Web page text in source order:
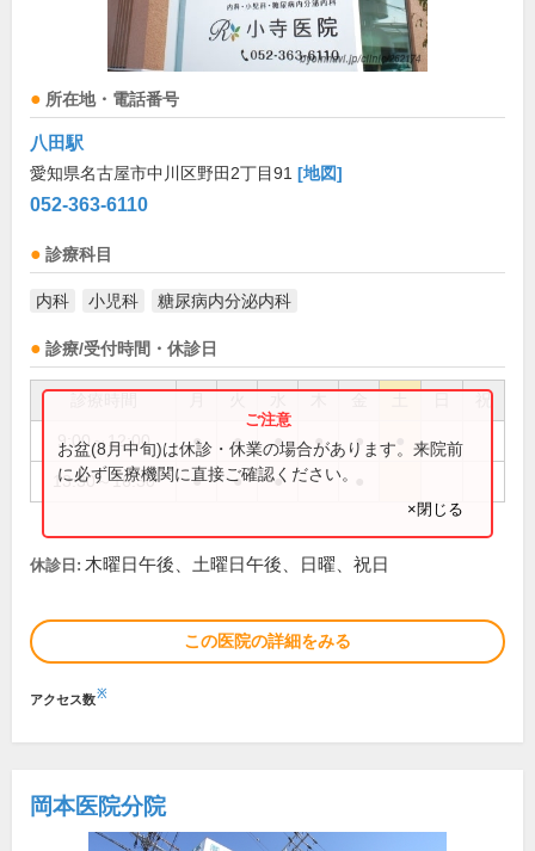
所在地・電話番号
八田駅
愛知県名古屋市中川区野田2丁目91 [地図]
052-363-6110
診療科目
内科 小児科 糖尿病内分泌内科
診療/受付時間・休診日
祝
9:00～12:00 ● ● ● ● ●
13:30～16:30 ● ● ●
お盆(8月中旬)は休診・休業の場合があります。来院前
に必ず医療機関に直接ご確認ください。
×閉じる
休診日: 木曜日午後、土曜日午後、日曜、祝日
この医院の詳細をみる
アクセス数※
岡本医院分院